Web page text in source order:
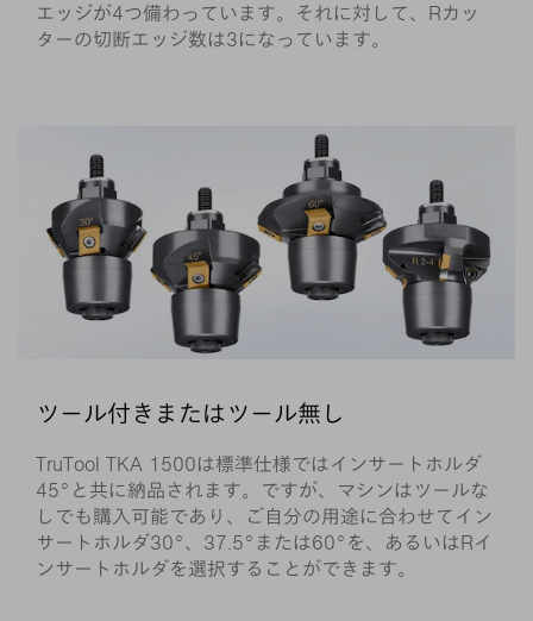
エッジが4つ備わっています。それに対して、Rカッ
ターの切断エッジ数は3になっています。
ツール付きまたはツール無し
TruTool TKA 1500は標準仕様ではインサートホルダ
45°と共に納品されます。ですが、マシンはツールな
しでも購入可能であり、ご自分の用途に合わせてイン
サートホルダ30°、37.5°または60°を、あるいはRイ
ンサートホルダを選択することができます。